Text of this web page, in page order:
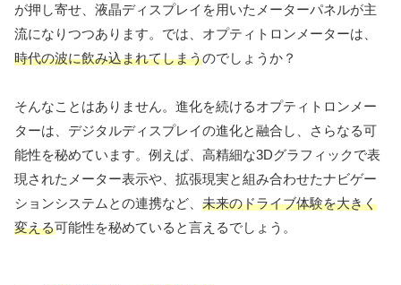
が押し寄せ、液晶ディスプレイを用いたメーターパネルが主
流になりつつあります。では、オプティトロンメーターは、
時代の波に飲み込まれてしまうのでしょうか？
そんなことはありません。進化を続けるオプティトロンメー
ターは、デジタルディスプレイの進化と融合し、さらなる可
能性を秘めています。例えば、高精細な3Dグラフィックで表
現されたメーター表示や、拡張現実と組み合わせたナビゲー
ションシステムとの連携など、 未来のドライブ体験を大きく
変える可能性を秘めていると言えるでしょう。